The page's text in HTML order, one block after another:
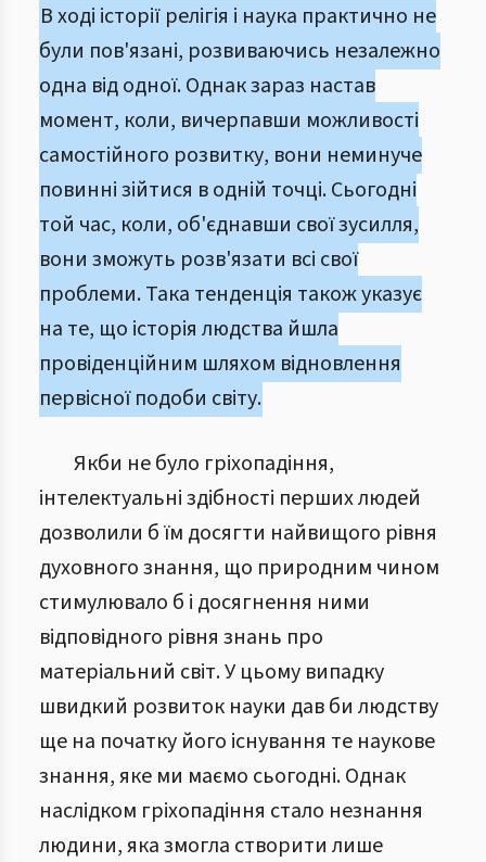
В ході історії релігія і наука практично не
були пов'язані, розвиваючись незалежно
одна від одної. Однак зараз настав
момент, коли, вичерпавши можливості
самостійного розвитку, вони неминуче
повинні зійтися в одній точці. Сьогодні
той час, коли, об'єднавши свої зусилля,
вони зможуть розв'язати всі свої
проблеми. Така тенденція також указує
на те, що історія людства йшла
провіденційним шляхом відновлення
первісної подоби світу.
Якби не було гріхопадіння,
інтелектуальні здібності перших людей
дозволили б їм досягти найвищого рівня
духовного знання, що природним чином
стимулювало б і досягнення ними
відповідного рівня знань про
матеріальний світ. У цьому випадку
швидкий розвиток науки дав би людству
ще на початку його існування те наукове
знання, яке ми маємо сьогодні. Однак
наслідком гріхопадіння стало незнання
людини, яка змогла створити лише